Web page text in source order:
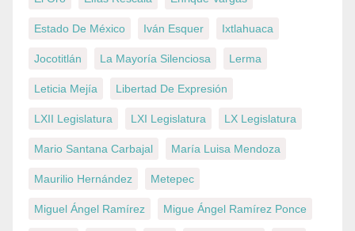
Estado De México Iván Esquer Ixtlahuaca
Jocotitlán La Mayoría Silenciosa Lerma
Leticia Mejía Libertad De Expresión
LXII Legislatura LXI Legislatura LX Legislatura
Mario Santana Carbajal María Luisa Mendoza
Maurilio Hernández Metepec
Miguel Ángel Ramírez Migue Ángel Ramírez Ponce